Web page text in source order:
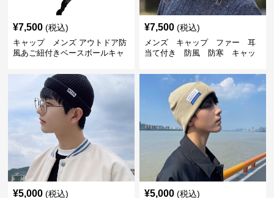
¥7,500 (税込)
キャップ メンズ アウトドア防
風あご紐付きベースボールキャ
¥7,500 (税込)
メンズ キャップ ファー 耳
当て付き 防風 防寒 キャッ
¥5,000 (税込) ¥5,000 (税込)